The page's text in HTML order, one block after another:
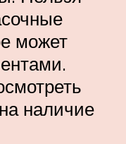
может
наличие